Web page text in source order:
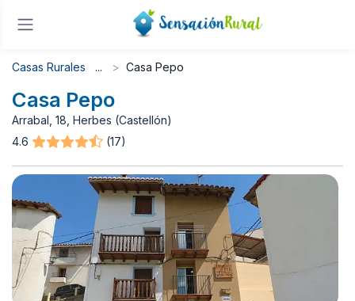
Casas Rurales Casa Pepo
Casa Pepo
Arrabal, 18, Herbes (Castellón)
4.6
(17)